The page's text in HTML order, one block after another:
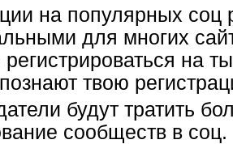
на популярных соц
для многих
регистрироваться на
твою
будут тратить
сообществ в соц.